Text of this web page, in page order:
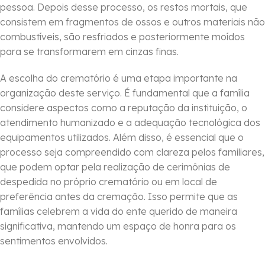
pessoa. Depois desse processo, os restos mortais, que
consistem em fragmentos de ossos e outros materiais não
combustíveis, são resfriados e posteriormente moídos
para se transformarem em cinzas finas.
A escolha do crematório é uma etapa importante na
organização deste serviço. É fundamental que a família
considere aspectos como a reputação da instituição, o
atendimento humanizado e a adequação tecnológica dos
equipamentos utilizados. Além disso, é essencial que o
processo seja compreendido com clareza pelos familiares,
que podem optar pela realização de cerimônias de
despedida no próprio crematório ou em local de
preferência antes da cremação. Isso permite que as
famílias celebrem a vida do ente querido de maneira
significativa, mantendo um espaço de honra para os
sentimentos envolvidos.